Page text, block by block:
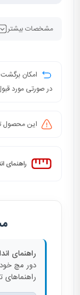
مشخصات بیشتر
امکان
در صورتی مورد
این محصول
راهنمای
راهنمای
دور مچ خود
راهنماهای